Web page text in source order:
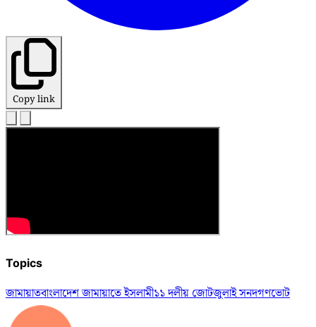
Copy link
Topics
জামায়াতবাংলাদেশ জামায়াতে ইসলামী১১ দলীয় জোটজুলাই সনদগণভোট